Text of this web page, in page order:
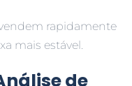
rapidamente
mais estável.
de